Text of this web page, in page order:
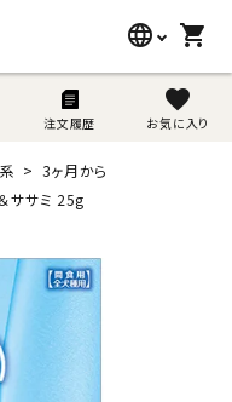
language shopping_cart
注文履歴
favorite
お気に入り
search
3ヶ月から
ササミ 25g